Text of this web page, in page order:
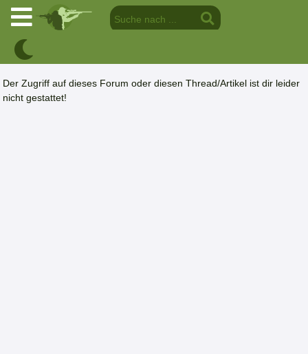
Der Zugriff auf dieses Forum oder diesen Thread/Artikel ist dir leider
nicht gestattet!